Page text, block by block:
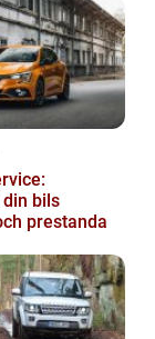
bils
prestanda